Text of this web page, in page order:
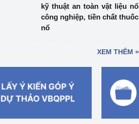
kỹ thuật an toàn vật liệu nổ
công nghiệp, tiền chất thuốc
nổ
XEM THÊM »